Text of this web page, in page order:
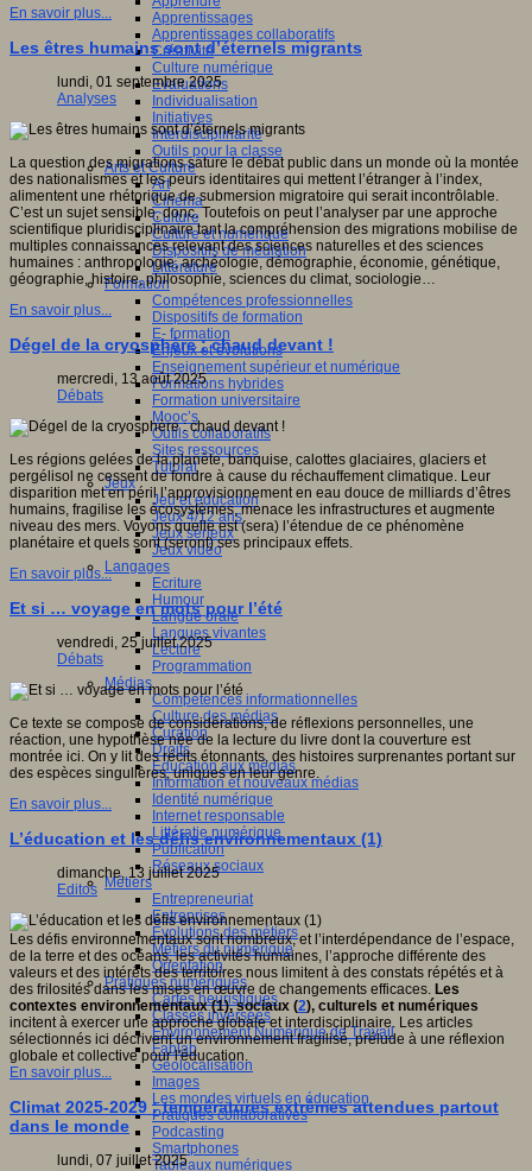
Apprentissages
Apprentissages collaboratifs
Créativité
Culture numérique
Evaluations
Individualisation
Initiatives
Interdisciplinarité
Outils pour la classe
Arts et Culture
Art
Cinéma
Culture
Culture et numérique
Dispositifs de médiation
Littérature
Formation
Compétences professionnelles
Dispositifs de formation
E- formation
Enjeux et évolutions
Enseignement supérieur et numérique
Formations hybrides
Formation universitaire
Mooc’s
Outils collaboratifs
Sites ressources
Tutorat
Jeux
Jeu et éducation
Jeux 4/12 ans
Jeux sérieux
Jeux vidéo
Langages
Ecriture
Humour
Langue orale
Langues vivantes
Lecture
Programmation
Médias
Compétences informationnelles
Culture des médias
Curation
Droits
Education aux médias
Information et nouveaux médias
Identité numérique
Internet responsable
Littératie numérique
Publication
Réseaux sociaux
Métiers
Entrepreneuriat
Entreprises
Evolutions des métiers
Métiers du numérique
Orientation
Pratiques numériques
Cartes heuristiques
Classes inversées
Environnement Numérique de Travail
Fablab
Géolocalisation
Images
Les mondes virtuels en éducation
Pratiques collaboratives
Podcasting
Smartphones
Tableaux numériques
En savoir plus...
Les êtres humains sont d’éternels migrants
lundi, 01 septembre 2025
Analyses
La question des migrations sature le débat public dans un monde où la montée
des nationalismes et les peurs identitaires qui mettent l’étranger à l’index,
alimentent une rhétorique de submersion migratoire qui serait incontrôlable.
C’est un sujet sensible, donc. Toutefois on peut l’analyser par une approche
scientifique pluridisciplinaire tant la compréhension des migrations mobilise de
multiples connaissances relevant des sciences naturelles et des sciences
humaines : anthropologie, archéologie, démographie, économie, génétique,
géographie, histoire, philosophie, sciences du climat, sociologie…
En savoir plus...
Dégel de la cryosphère : chaud devant !
mercredi, 13 août 2025
Débats
Les régions gelées de la planète, banquise, calottes glaciaires, glaciers et
pergélisol ne cessent de fondre à cause du réchauffement climatique. Leur
disparition met en péril l’approvisionnement en eau douce de milliards d’êtres
humains, fragilise les écosystèmes, menace les infrastructures et augmente
niveau des mers. Voyons quelle est (sera) l’étendue de ce phénomène
planétaire et quels sont (seront) ses principaux effets.
En savoir plus...
Et si … voyage en mots pour l’été
vendredi, 25 juillet 2025
Débats
Ce texte se compose de considérations, de réflexions personnelles, une
réaction, une hypothèse née de la lecture du livre dont la couverture est
montrée ici. On y lit des récits étonnants, des histoires surprenantes portant sur
des espèces singulières, uniques en leur genre.
En savoir plus...
L’éducation et les défis environnementaux (1)
dimanche, 13 juillet 2025
Editos
Les défis environnementaux sont nombreux, et l’interdépendance de l’espace,
de la terre et des océans, les activités humaines, l’approche différente des
valeurs et des intérêts des territoires nous limitent à des constats répétés et à
des frilosités dans les mises en œuvre de changements efficaces. Les
contextes environnementaux (1), sociaux (2), culturels et numériques
incitent à exercer une approche globale et interdisciplinaire. Les articles
sélectionnés ici décrivent un environnement fragilisé, prélude à une réflexion
globale et collective pour l'éducation.
En savoir plus...
Climat 2025-2029 : températures extrêmes attendues partout
dans le monde
lundi, 07 juillet 2025